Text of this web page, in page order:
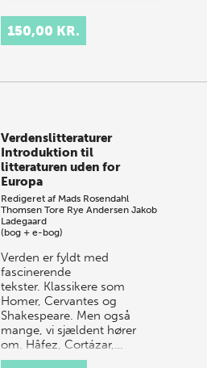
150,00 KR.
Verdenslitteraturer
Introduktion til
litteraturen uden for
Europa
Redigeret af Mads Rosendahl
Thomsen Tore Rye Andersen Jakob
Ladegaard
(bog + e-bog)
Verden er fyldt med
fascinerende
tekster. Klassikere som
Homer, Cervantes og
Shakespeare. Men også
mange, vi sjældent hører
om. Hâfez, Cortázar,…